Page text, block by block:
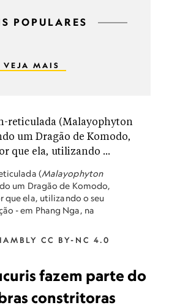
POPULARES
VEJA MAIS
(Malayophyton
um Dragão de Komodo,
que ela, utilizando o seu
- em Phang Nga, na
CC BY-NC 4.0
fazem parte do
constritoras